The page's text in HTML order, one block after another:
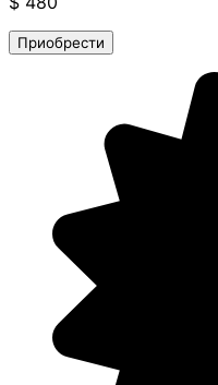
Приобрести